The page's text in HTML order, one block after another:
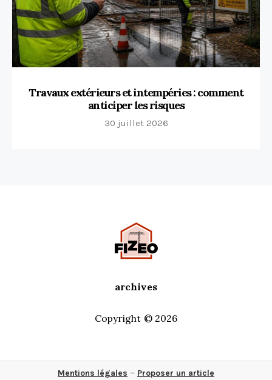
Travaux extérieurs et intempéries : comment
anticiper les risques
30 juillet 2026
archives
Copyright © 2026
Mentions légales – Proposer un article